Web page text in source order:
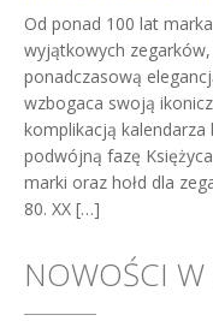
Od ponad 100 lat
wyjątkowych
ponadczasową
wzbogaca swoją
komplikacją
podwójną fazę
marki oraz hołd dla
80. XX […]
NOWOŚCI W